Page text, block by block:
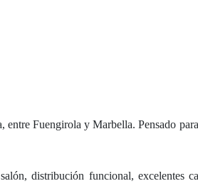
Fuengirola y Marbella. Pensado
distribución funcional, excelentes